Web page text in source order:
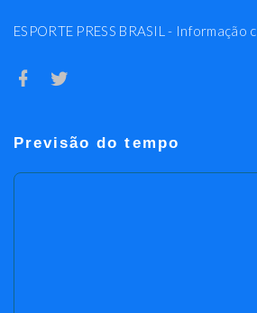
ESPORTE PRESS BRASIL -
Previsão do tempo